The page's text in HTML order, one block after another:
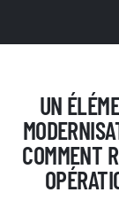
UN
COMMENT